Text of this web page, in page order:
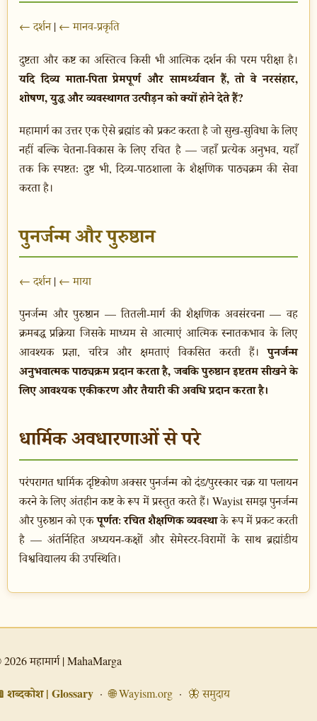
← दर्शन| ← मानव-प्रकृति
दुष्टता और कष्ट का अस्तित्व किसी भी आत्मिक दर्शन की परम परीक्षा है।
यदि दिव्य माता-पिता प्रेमपूर्ण और सामर्थ्यवान हैं, तो वे नरसंहार,
शोषण, युद्ध और व्यवस्थागत उत्पीड़न को क्यों होने देते हैं?
महामार्ग का उत्तर एक ऐसे ब्रह्मांड को प्रकट करता है जो सुख-सुविधा के लिए
नहीं बल्कि चेतना-विकास के लिए रचित है — जहाँ प्रत्येक अनुभव, यहाँ
तक कि स्पष्टतः दुष्ट भी, दिव्य-पाठशाला के शैक्षणिक पाठ्यक्रम की सेवा
करता है।
पुनर्जन्म और पुरुष्ठान
← दर्शन| ← माया
पुनर्जन्म और पुरुष्ठान — तितली-मार्ग की शैक्षणिक अवसंरचना — वह
क्रमबद्ध प्रक्रिया जिसके माध्यम से आत्माएं आत्मिक स्नातकभाव के लिए
आवश्यक प्रज्ञा, चरित्र और क्षमताएं विकसित करती हैं।पुनर्जन्म
अनुभवात्मक पाठ्यक्रम प्रदान करता है, जबकि पुरुष्ठान इष्टतम सीखने के
लिए आवश्यक एकीकरण और तैयारी की अवधि प्रदान करता है।
धार्मिक अवधारणाओं से परे
परंपरागत धार्मिक दृष्टिकोण अक्सर पुनर्जन्म को दंड/पुरस्कार चक्र या पलायन
करने के लिए अंतहीन कष्ट के रूप में प्रस्तुत करते हैं। Wayist समझ पुनर्जन्म
और पुरुष्ठान को एकपूर्णतः रचित शैक्षणिक व्यवस्थाके रूप में प्रकट करती
है — अंतर्निहित अध्ययन-कक्षों और सेमेस्टर-विरामों के साथ ब्रह्मांडीय
विश्वविद्यालय की उपस्थिति।
महामार्ग | MahaMarga
शब्दकोश | Glossary ·🌐 Wayism.org · 🦋 समुदाय